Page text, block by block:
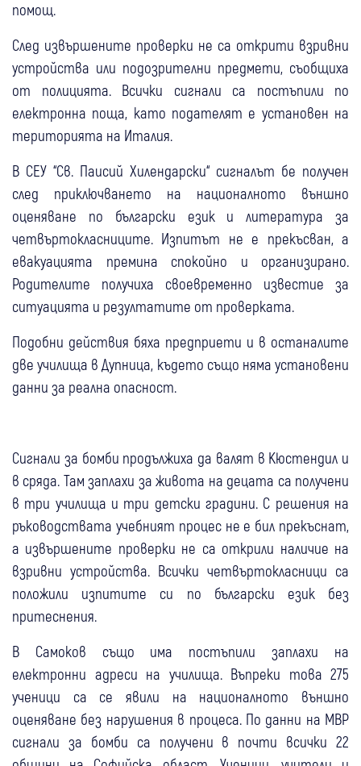
помощ.
След извършените проверки не са открити взривни
устройства или подозрителни предмети, съобщиха
от полицията. Всички сигнали са постъпили по
електронна поща, като подателят е установен на
територията на Италия.
В СЕУ “Св. Паисий Хилендарски“ сигналът бе получен
след приключването на националното външно
оценяване по български език и литература за
четвъртокласниците. Изпитът не е прекъсван, а
евакуацията премина спокойно и организирано.
Родителите получиха своевременно известие за
ситуацията и резултатите от проверката.
Подобни действия бяха предприети и в останалите
две училища в Дупница, където също няма установени
данни за реална опасност.
Сигнали за бомби продължиха да валят в Кюстендил и
в сряда. Там заплахи за живота на децата са получени
в три училища и три детски градини. С решения на
ръководствата учебният процес не е бил прекъснат,
а извършените проверки не са открили наличие на
взривни устройства. Всички четвъртокласници са
положили изпитите си по български език без
притеснения.
В Самоков също има постъпили заплахи на
електронни адреси на училища. Въпреки това 275
ученици са се явили на националното външно
оценяване без нарушения в процеса. По данни на МВР
сигнали за бомби са получени в почти всички 22